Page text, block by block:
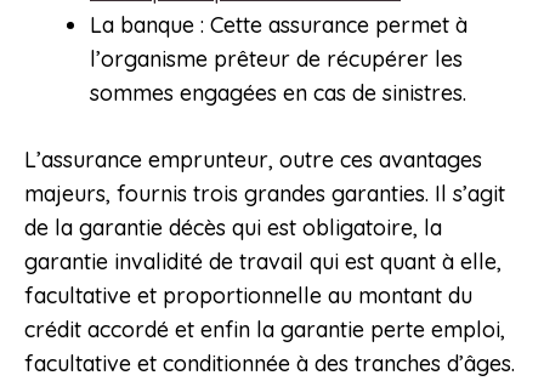
La banque : Cette assurance permet à
l’organisme prêteur de récupérer les
sommes engagées en cas de sinistres.
L’assurance emprunteur, outre ces avantages
majeurs, fournis trois grandes garanties. Il s’agit
de la garantie décès qui est obligatoire, la
garantie invalidité de travail qui est quant à elle,
facultative et proportionnelle au montant du
crédit accordé et enfin la garantie perte emploi,
facultative et conditionnée à des tranches d’âges.